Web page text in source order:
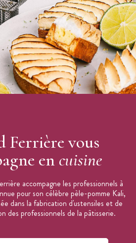
Ferrière vous
en cuisine
accompagne les professionnels à
pour son célèbre pèle-pomme Kali,
dans la fabrication d'ustensiles et de
des professionnels de la pâtisserie.